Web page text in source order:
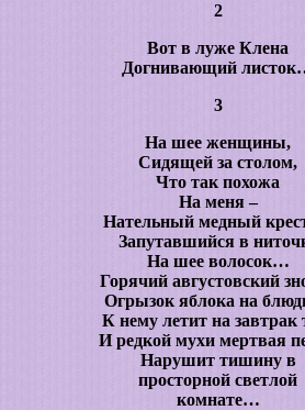
2
Вот в луже Клена
Догнивающий
3
На шее женщины,
Сидящей за столом,
Что так похожа
На меня –
Нательный медный
Запутавшийся в
На шее волосок…
Горячий августовский
Огрызок яблока на
К нему летит на завтрак
И редкой мухи мертвая
Нарушит тишину в
просторной светлой
комнате…